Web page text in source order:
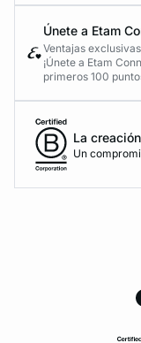
Únete a Etam
Ventajas
¡Únete a Etam
primeros 100
La
Un